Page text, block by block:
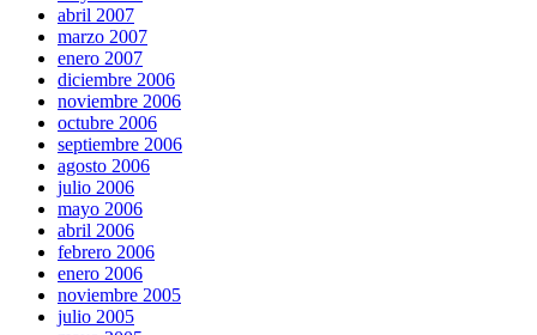
abril 2007
marzo 2007
enero 2007
diciembre 2006
noviembre 2006
octubre 2006
septiembre 2006
agosto 2006
julio 2006
mayo 2006
abril 2006
febrero 2006
enero 2006
noviembre 2005
julio 2005